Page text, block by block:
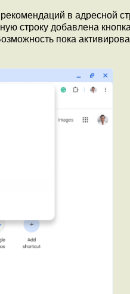
в адресной
строку добавлена
пока